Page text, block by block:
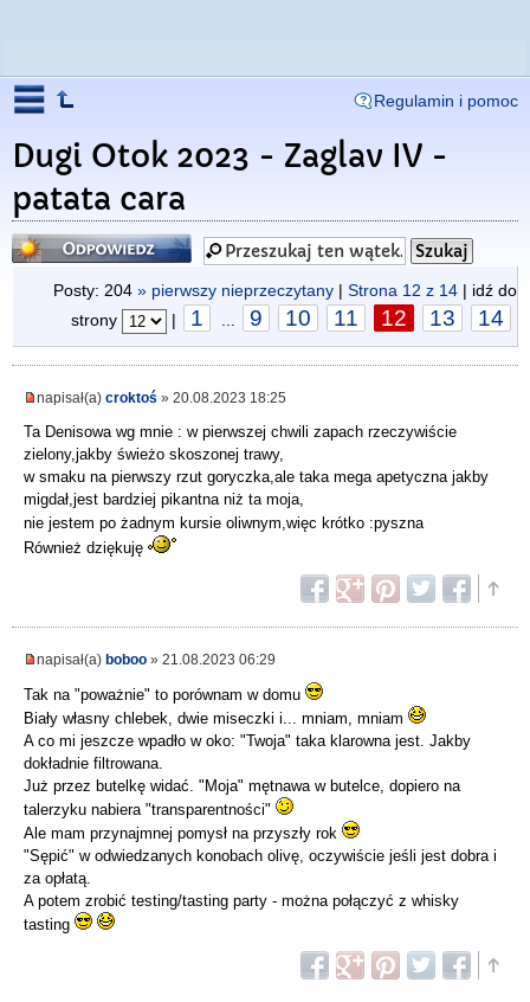
Regulamin i pomoc
Dugi Otok 2023 - Zaglav IV -
patata cara
Odpowiedz
Posty: 204 » pierwszy nieprzeczytany | Strona 12 z 14 | idź do
strony
| 1 9 10 11 12 13 14
napisał(a) croktoś » 20.08.2023 18:25
Ta Denisowa wg mnie : w pierwszej chwili zapach rzeczywiście
zielony,jakby świeżo skoszonej trawy,
w smaku na pierwszy rzut goryczka,ale taka mega apetyczna jakby
migdał,jest bardziej pikantna niż ta moja,
nie jestem po żadnym kursie oliwnym,więc krótko :pyszna
Również dziękuję
napisał(a) boboo » 21.08.2023 06:29
Tak na "poważnie" to porównam w domu
Biały własny chlebek, dwie miseczki i... mniam, mniam
A co mi jeszcze wpadło w oko: "Twoja" taka klarowna jest. Jakby
dokładnie filtrowana.
Już przez butelkę widać. "Moja" mętnawa w butelce, dopiero na
talerzyku nabiera "transparentności"
Ale mam przynajmnej pomysł na przyszły rok
"Sępić" w odwiedzanych konobach olivę, oczywiście jeśli jest dobra i
za opłatą.
A potem zrobić testing/tasting party - można połączyć z whisky
tasting